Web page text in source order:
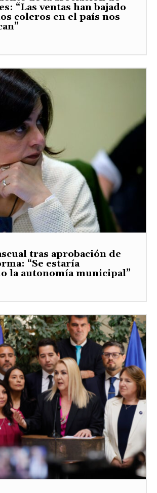
“Las ventas han bajado
coleros en el país nos
tras aprobación de
“Se estaría
la autonomía municipal”